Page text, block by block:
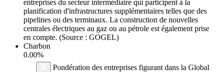
entreprises du secteur intermédiaire qui participent à la
planification d'infrastructures supplémentaires telles que des
pipelines ou des terminaux. La construction de nouvelles
centrales électriques au gaz ou au pétrole est également prise
en compte. (Source : GOGEL)
Charbon
0.00%
Pondération des entreprises figurant dans la Global